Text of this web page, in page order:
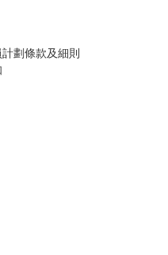
劃條款及細則